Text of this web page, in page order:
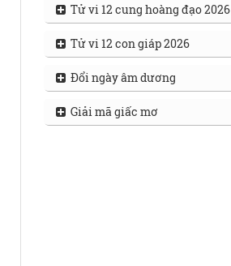
Tử vi 12 cung hoàng đạo 2026
Tử vi 12 con giáp 2026
Đổi ngày âm dương
Giải mã giấc mơ